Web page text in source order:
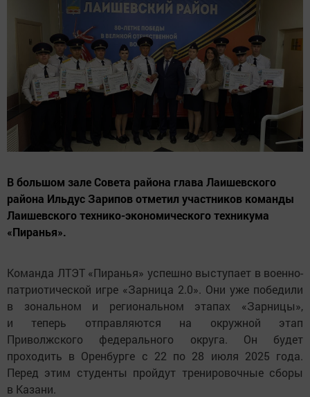
В большом зале Совета района глава Лаишевского
района Ильдус Зарипов отметил участников команды
Лаишевского технико-экономического техникума
«Пиранья».
Команда ЛТЭТ «Пиранья» успешно выступает в военно-
патриотической игре «Зарница 2.0». Они уже победили
в зональном и региональном этапах «Зарницы»,
и теперь отправляются на окружной этап
Приволжского федерального округа. Он будет
проходить в Оренбурге с 22 по 28 июля 2025 года.
Перед этим студенты пройдут тренировочные сборы
в Казани.